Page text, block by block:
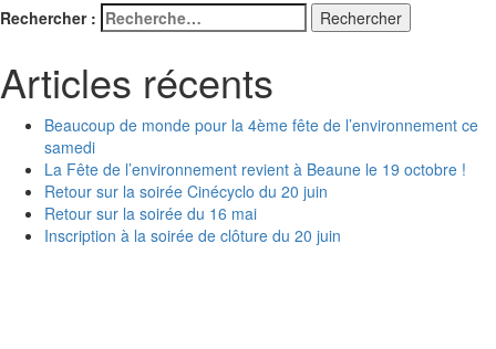
Rechercher :
Articles récents
Beaucoup de monde pour la 4ème fête de l’environnement ce
samedi
La Fête de l’environnement revient à Beaune le 19 octobre !
Retour sur la soirée Cinécyclo du 20 juin
Retour sur la soirée du 16 mai
Inscription à la soirée de clôture du 20 juin